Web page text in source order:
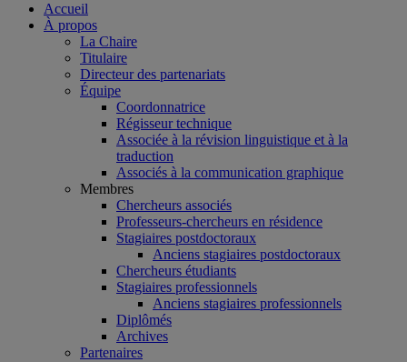
Accueil
À propos
La Chaire
Titulaire
Directeur des partenariats
Équipe
Coordonnatrice
Régisseur technique
Associée à la révision linguistique et à la
traduction
Associés à la communication graphique
Membres
Chercheurs associés
Professeurs-chercheurs en résidence
Stagiaires postdoctoraux
Anciens stagiaires postdoctoraux
Chercheurs étudiants
Stagiaires professionnels
Anciens stagiaires professionnels
Diplômés
Archives
Partenaires